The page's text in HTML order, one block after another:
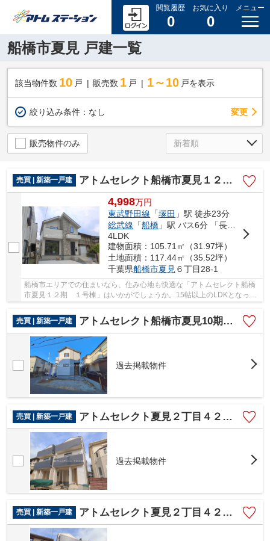
閲覧履歴
0
お気に入り
0
メニュー
船橋市夏見 戸建一覧
該当物件数 10 戸 販売数 1 戸 1～10 戸を表示
絞り込み条件： なし 変更
販売物件のみ
売買 | 新築一戸建 アトムセレクト船橋市夏見１２期 １号棟
4,998万円
東武野田線 「塚田 」駅 徒歩23分
総武線 「船橋 」駅 バス6分 「長福寺入口」 停歩7分
4LDK
建物面積：105.71㎡（31.97坪）
土地面積：117.44㎡（35.52坪）
千葉県船橋市夏見６丁目28-1
船橋市エリアでの住まいなら、住み心地も快適な「アトムセレクト船橋
市夏見１２期 １号棟」はいかがでしょうか。15帖以上のLDKとなって
売買 | 新築一戸建
アトムセレクト船橋市夏見10期 1号棟
過去掲載物件
売買 | 新築一戸建 アトムセレクト夏見２丁目４２４番 B号棟
過去掲載物件
売買 | 新築一戸建 アトムセレクト夏見２丁目４２４番 A号棟